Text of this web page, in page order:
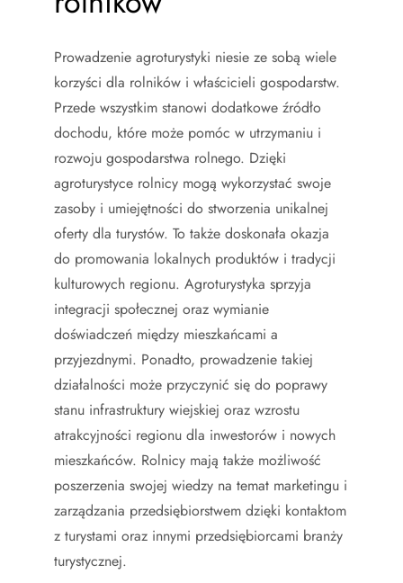
Prowadzenie agroturystyki niesie ze sobą wiele
korzyści dla rolników i właścicieli gospodarstw.
Przede wszystkim stanowi dodatkowe źródło
dochodu, które może pomóc w utrzymaniu i
rozwoju gospodarstwa rolnego. Dzięki
agroturystyce rolnicy mogą wykorzystać swoje
zasoby i umiejętności do stworzenia unikalnej
oferty dla turystów. To także doskonała okazja
do promowania lokalnych produktów i tradycji
kulturowych regionu. Agroturystyka sprzyja
integracji społecznej oraz wymianie
doświadczeń między mieszkańcami a
przyjezdnymi. Ponadto, prowadzenie takiej
działalności może przyczynić się do poprawy
stanu infrastruktury wiejskiej oraz wzrostu
atrakcyjności regionu dla inwestorów i nowych
mieszkańców. Rolnicy mają także możliwość
poszerzenia swojej wiedzy na temat marketingu i
zarządzania przedsiębiorstwem dzięki kontaktom
z turystami oraz innymi przedsiębiorcami branży
turystycznej.